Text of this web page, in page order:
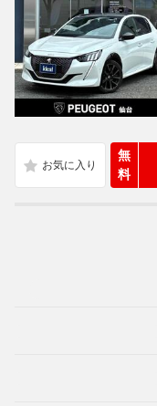
無
料